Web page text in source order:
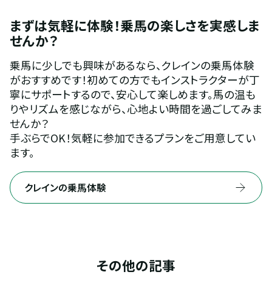
まずは気軽に体験！乗馬の楽しさを実感しま
せんか？
乗馬に少しでも興味があるなら、クレインの乗馬体験
がおすすめです！初めての方でもインストラクターが丁
寧にサポートするので、安心して楽しめます。馬の温も
りやリズムを感じながら、心地よい時間を過ごしてみま
せんか？
手ぶらでOK！気軽に参加できるプランをご用意してい
ます。
クレインの乗馬体験
その他の記事